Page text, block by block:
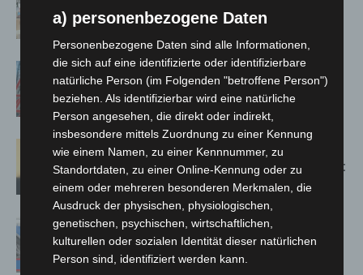
Susann Mehring zeigt ihre Werke im
Jacques’ Wein-Depot Isernhagen
A2: Zweite Turbobaustelle startet
zwischen Hannover-West und
Bothfeld
Hannover: Erste Tigermücken-
Population in Niedersachsen entdeckt
Mann läuft mit Hockeyschläger über
A7 – Polizei sucht Zeugen
a) personenbezogene Daten
Personenbezogene Daten sind alle Informationen,
die sich auf eine identifizierte oder identifizierbare
natürliche Person (im Folgenden "betroffene Person")
beziehen. Als identifizierbar wird eine natürliche
Person angesehen, die direkt oder indirekt,
insbesondere mittels Zuordnung zu einer Kennung
wie einem Namen, zu einer Kennnummer, zu
Standortdaten, zu einer Online-Kennung oder zu
einem oder mehreren besonderen Merkmalen, die
Ausdruck der physischen, physiologischen,
genetischen, psychischen, wirtschaftlichen,
kulturellen oder sozialen Identität dieser natürlichen
Person sind, identifiziert werden kann.